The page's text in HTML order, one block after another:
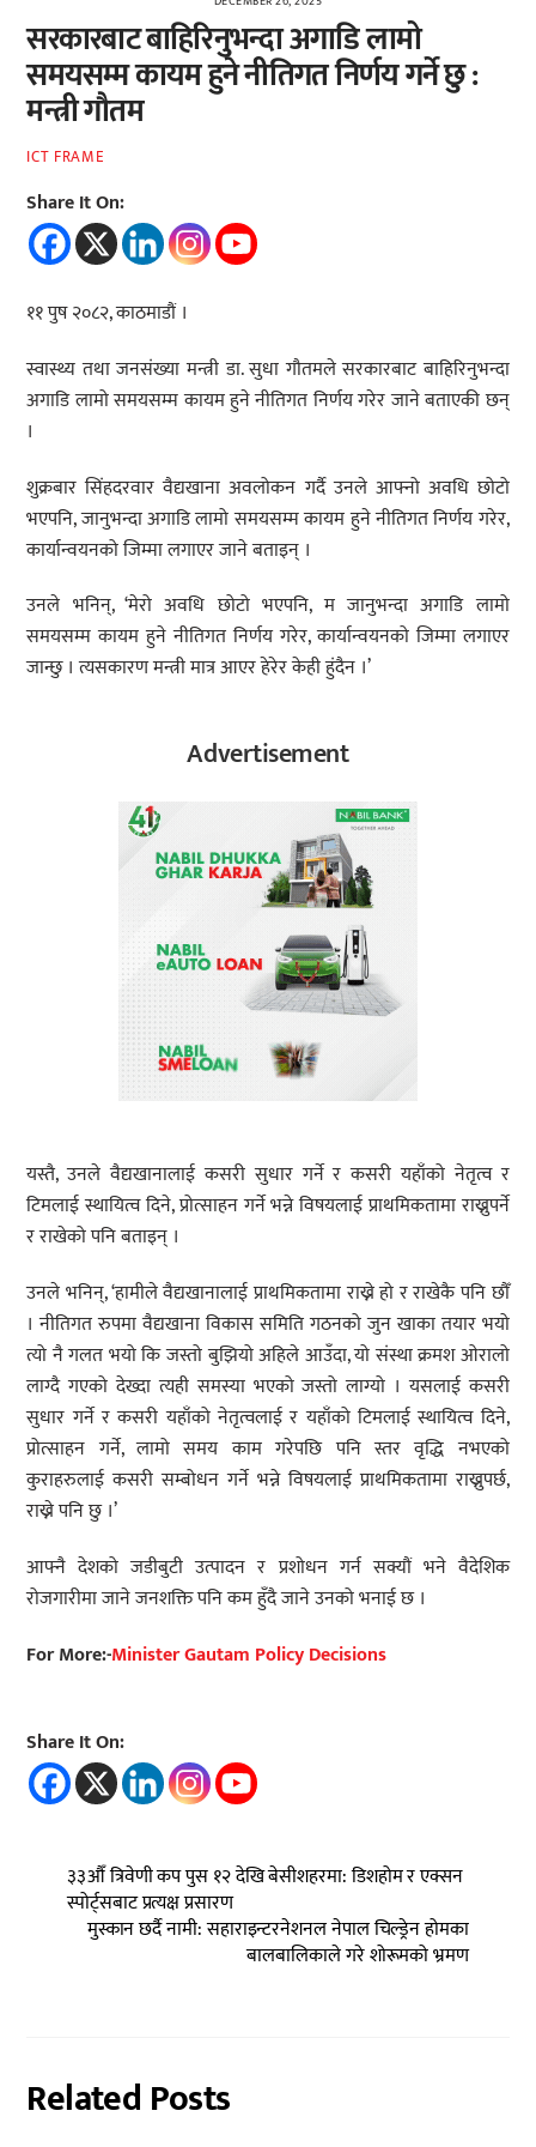
सरकारबाट बाहिरिनुभन्दा अगाडि लामो
समयसम्म कायम हुने नीतिगत निर्णय गर्ने छु :
मन्त्री गौतम
ICT FRAME
Share It On:
११ पुष २०८२, काठमाडौं ।
स्वास्थ्य तथा जनसंख्या मन्त्री डा. सुधा गौतमले सरकारबाट बाहिरिनुभन्दा
अगाडि लामो समयसम्म कायम हुने नीतिगत निर्णय गरेर जाने बताएकी छन्
।
शुक्रबार सिंहदरवार वैद्यखाना अवलोकन गर्दै उनले आफ्नो अवधि छोटो
भएपनि, जानुभन्दा अगाडि लामो समयसम्म कायम हुने नीतिगत निर्णय गरेर,
कार्यान्वयनको जिम्मा लगाएर जाने बताइन् ।
उनले भनिन्, ‘मेरो अवधि छोटो भएपनि, म जानुभन्दा अगाडि लामो
समयसम्म कायम हुने नीतिगत निर्णय गरेर, कार्यान्वयनको जिम्मा लगाएर
जान्छु । त्यसकारण मन्त्री मात्र आएर हेरेर केही हुंदैन ।’
Advertisement
यस्तै, उनले वैद्यखानालाई कसरी सुधार गर्ने र कसरी यहाँको नेतृत्व र
टिमलाई स्थायित्व दिने, प्रोत्साहन गर्ने भन्ने विषयलाई प्राथमिकतामा राख्नुपर्ने
र राखेको पनि बताइन् ।
उनले भनिन्, ‘हामीले वैद्यखानालाई प्राथमिकतामा राख्ने हो र राखेकै पनि छौँ
। नीतिगत रुपमा वैद्यखाना विकास समिति गठनको जुन खाका तयार भयो
त्यो नै गलत भयो कि जस्तो बुझियो अहिले आउँदा, यो संस्था क्रमश ओरालो
लाग्दै गएको देख्दा त्यही समस्या भएको जस्तो लाग्यो । यसलाई कसरी
सुधार गर्ने र कसरी यहाँको नेतृत्वलाई र यहाँको टिमलाई स्थायित्व दिने,
प्रोत्साहन गर्ने, लामो समय काम गरेपछि पनि स्तर वृद्धि नभएको
कुराहरुलाई कसरी सम्बोधन गर्ने भन्ने विषयलाई प्राथमिकतामा राख्नुपर्छ,
राख्ने पनि छु ।’
आफ्नै देशको जडीबुटी उत्पादन र प्रशोधन गर्न सक्यौं भने वैदेशिक
रोजगारीमा जाने जनशक्ति पनि कम हुँदै जाने उनको भनाई छ ।
For More:-Minister Gautam Policy Decisions
Share It On:
३३औँ त्रिवेणी कप पुस १२ देखि बेसीशहरमा: डिशहोम र एक्सन
स्पोर्ट्सबाट प्रत्यक्ष प्रसारण
मुस्कान छर्दै नामी: सहाराइन्टरनेशनल नेपाल चिल्ड्रेन होमका
बालबालिकाले गरे शोरूमको भ्रमण
Related Posts